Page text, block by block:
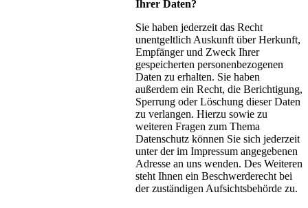
Ihrer Daten?
Sie haben jederzeit das Recht
unentgeltlich Auskunft über Herkunft,
Empfänger und Zweck Ihrer
gespeicherten personenbezogenen
Daten zu erhalten. Sie haben
außerdem ein Recht, die Berichtigung,
Sperrung oder Löschung dieser Daten
zu verlangen. Hierzu sowie zu
weiteren Fragen zum Thema
Datenschutz können Sie sich jederzeit
unter der im Impressum angegebenen
Adresse an uns wenden. Des Weiteren
steht Ihnen ein Beschwerderecht bei
der zuständigen Aufsichtsbehörde zu.